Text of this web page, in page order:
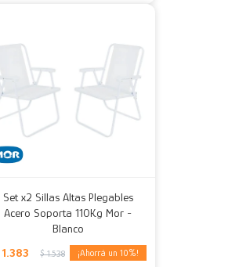
Set x2 Sillas Altas Plegables
Acero Soporta 110Kg Mor -
Blanco
1.383 $ 1.538 10